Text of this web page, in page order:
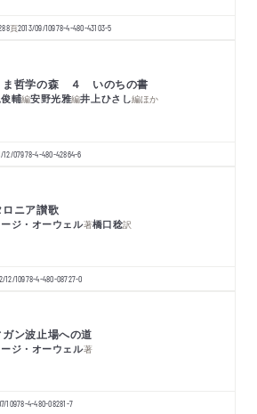
頁2013/09/10978-4-480-43103-5
ま哲学の森 ４ いのちの書
輔編安野光雅編井上ひさし編ほか
12/07978-4-480-42864-6
ロニア讃歌
ジ・オーウェル著橋口稔訳
12/10978-4-480-08727-0
ガン波止場への道
ジ・オーウェル著
10978-4-480-08281-7